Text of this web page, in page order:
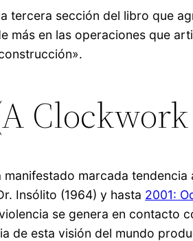
tercera sección del libro que
más en las operaciones que
marcada
Insólito (1964) y hasta 2001:
se genera en contacto
de esta visión del mundo